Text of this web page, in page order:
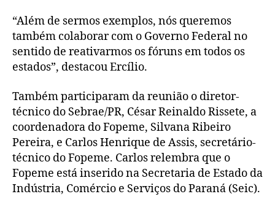
“Além de sermos exemplos, nós queremos
também colaborar com o Governo Federal no
sentido de reativarmos os fóruns em todos os
estados”, destacou Ercílio.
Também participaram da reunião o diretor-
técnico do Sebrae/PR, César Reinaldo Rissete, a
coordenadora do Fopeme, Silvana Ribeiro
Pereira, e Carlos Henrique de Assis, secretário-
técnico do Fopeme. Carlos relembra que o
Fopeme está inserido na Secretaria de Estado da
Indústria, Comércio e Serviços do Paraná (Seic).